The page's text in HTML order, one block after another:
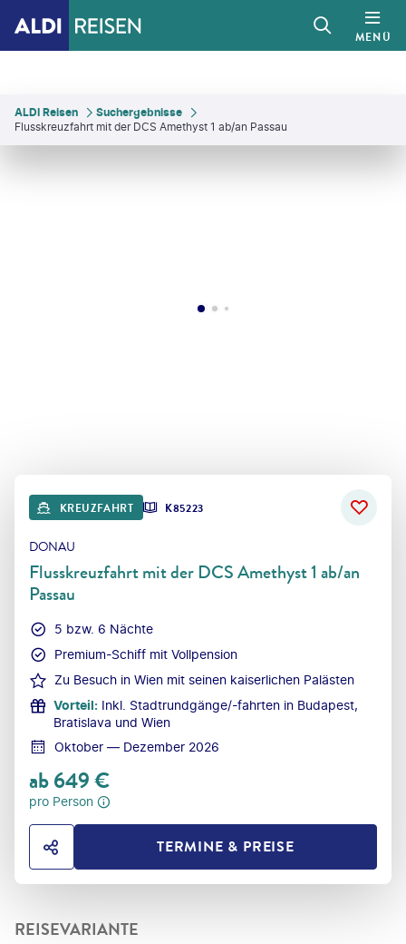
MENÜ
ALDI Reisen
Suchergebnisse
Flusskreuzfahrt mit der DCS Amethyst 1 ab/an Passau
KREUZFAHRT K85223
DONAU
Flusskreuzfahrt mit der DCS Amethyst 1 ab/an
Passau
5 bzw. 6 Nächte
Premium-Schiff mit Vollpension
Zu Besuch in Wien mit seinen kaiserlichen Palästen
Vorteil: Inkl. Stadtrundgänge/-fahrten in Budapest,
Bratislava und Wien
Oktober — Dezember 2026
ab649€
pro Person
HOTEL TEILENTERMINE & PREISE
REISEVARIANTE